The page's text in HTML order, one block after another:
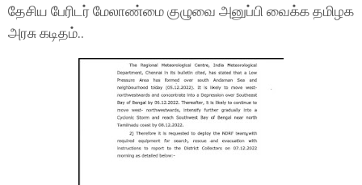
தேசிய பேரிடர் மேலாண்மை குழுவை அனுப்பி வைக்க தமிழக
அரசு கடிதம்..